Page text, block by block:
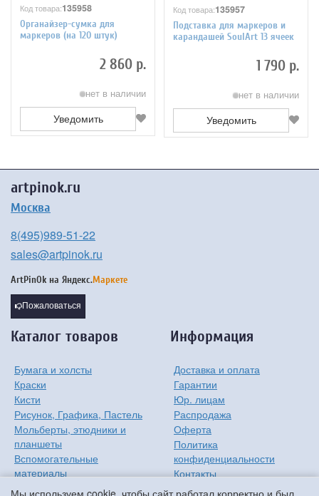
Мы используем cookie, чтобы сайт работал корректно и был
Код товара:135958
Органайзер-сумка для
маркеров (на 120 штук)
2 860 р.
нет в наличии
Уведомить
Код товара:135957
Подставка для маркеров и
карандашей SoulArt 13 ячеек
1 790 р.
нет в наличии
Уведомить
artpinok.ru
Москва
8(495)989-51-22
sales@artpinok.ru
ArtPinOk на Яндекс.Маркете
Пожаловаться
Каталог товаров
Бумага и холсты
Краски
Кисти
Рисунок, Графика, Пастель
Мольберты, этюдники и
планшеты
Вспомогательные
материалы
Хобби
Информация
Доставка и оплата
Гарантии
Юр. лицам
Распродажа
Оферта
Политика
конфиденциальности
Контакты
О компании